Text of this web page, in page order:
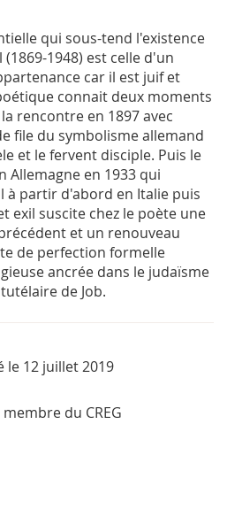
qui sous-tend l'existence
1948) est celle d'un
car il est juif et
connait deux moments
rencontre en 1897 avec
file du symbolisme allemand
et le fervent disciple. Puis le
Allemagne en 1933 qui
à partir d'abord en Italie puis
exil suscite chez le poète une
et un renouveau
de perfection formelle
ancrée dans le judaïsme
de Job.
le 12 juillet 2019
du CREG